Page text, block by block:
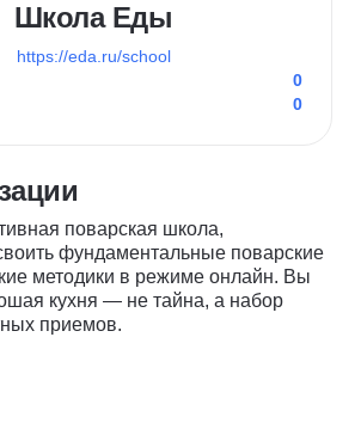
Школа Еды
https://eda.ru/school
0
0
поварская школа,
фундаментальные поварские
методики в режиме онлайн. Вы
кухня — не тайна, а набор
приемов.